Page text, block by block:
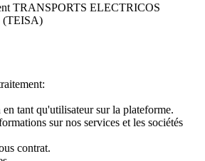
TRANSPORTS ELECTRICOS
(TEISA)
tant qu'utilisateur sur la plateforme.
sur nos services et les sociétés
contrat.